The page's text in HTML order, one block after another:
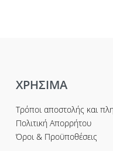
ΧΡΗΣΙΜΑ
Τρόποι αποστολής και
Πολιτική Απορρήτου
Όροι & Προϋποθέσεις